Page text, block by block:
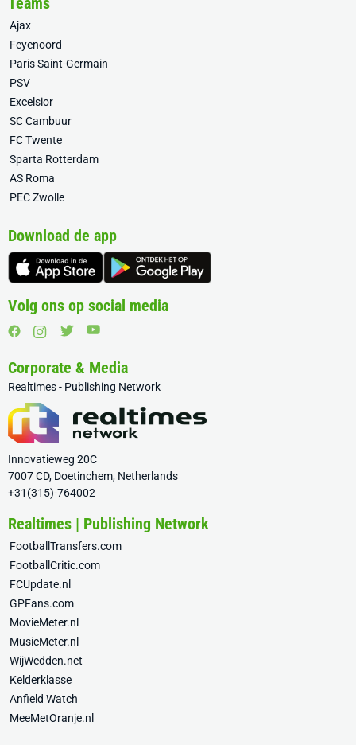
Ajax
Feyenoord
Paris Saint-Germain
PSV
Excelsior
SC Cambuur
FC Twente
Sparta Rotterdam
AS Roma
PEC Zwolle
Download de app
Volg ons op social media
Corporate & Media
Realtimes - Publishing Network
Innovatieweg 20C
7007 CD, Doetinchem, Netherlands
+31(315)-764002
Realtimes | Publishing Network
FootballTransfers.com
FootballCritic.com
FCUpdate.nl
GPFans.com
MovieMeter.nl
MusicMeter.nl
WijWedden.net
Kelderklasse
Anfield Watch
MeeMetOranje.nl